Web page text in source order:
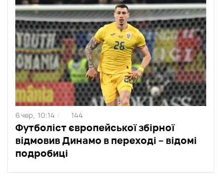
Футболіст європейської збірної
відмовив Динамо в переході – відомі
подробиці
6 чер, 10:14 / 144